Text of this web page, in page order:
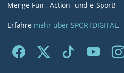
Menge Fun-, Action- und e-Sport!
Erfahre mehr über SPORTDIGITAL.